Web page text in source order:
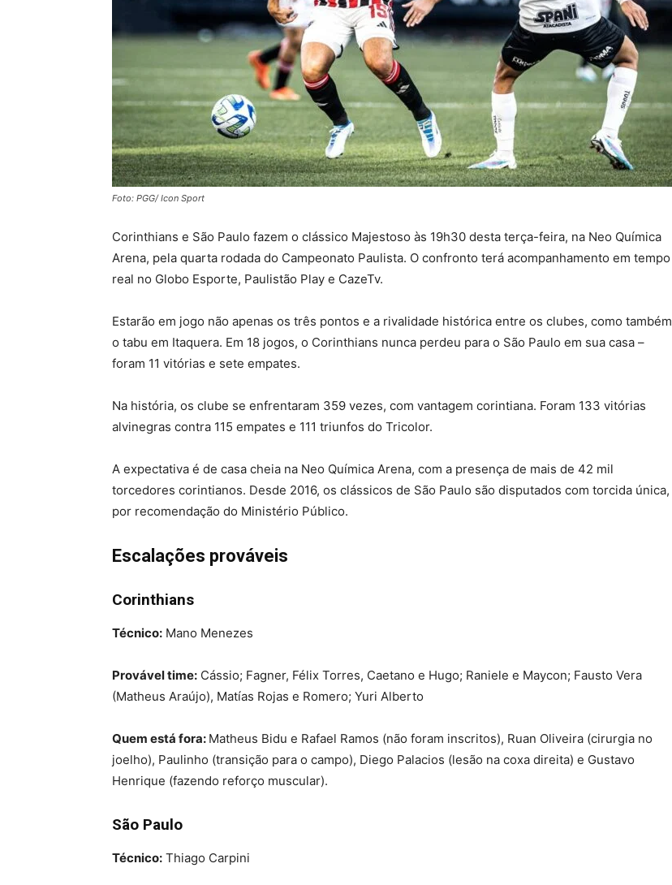
Foto: PGG/ Icon Sport
Corinthians e São Paulo fazem o clássico Majestoso às 19h30 desta terça-feira, na Neo Química
Arena, pela quarta rodada do Campeonato Paulista. O confronto terá acompanhamento em tempo
real no Globo Esporte, Paulistão Play e CazeTv.
Estarão em jogo não apenas os três pontos e a rivalidade histórica entre os clubes, como também
o tabu em Itaquera. Em 18 jogos, o Corinthians nunca perdeu para o São Paulo em sua casa –
foram 11 vitórias e sete empates.
Na história, os clube se enfrentaram 359 vezes, com vantagem corintiana. Foram 133 vitórias
alvinegras contra 115 empates e 111 triunfos do Tricolor.
A expectativa é de casa cheia na Neo Química Arena, com a presença de mais de 42 mil
torcedores corintianos. Desde 2016, os clássicos de São Paulo são disputados com torcida única,
por recomendação do Ministério Público.
Escalações prováveis
Corinthians
Técnico: Mano Menezes
Provável time: Cássio; Fagner, Félix Torres, Caetano e Hugo; Raniele e Maycon; Fausto Vera
(Matheus Araújo), Matías Rojas e Romero; Yuri Alberto
Quem está fora: Matheus Bidu e Rafael Ramos (não foram inscritos), Ruan Oliveira (cirurgia no
joelho), Paulinho (transição para o campo), Diego Palacios (lesão na coxa direita) e Gustavo
Henrique (fazendo reforço muscular).
São Paulo
Técnico: Thiago Carpini